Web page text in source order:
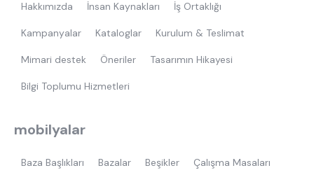
Hakkımızda İnsan Kaynakları İş Ortaklığı
Kampanyalar Kataloglar Kurulum & Teslimat
Mimari destek Öneriler Tasarımın Hikayesi
Bilgi Toplumu Hizmetleri
mobilyalar
Baza Başlıkları Bazalar Beşikler Çalışma Masaları